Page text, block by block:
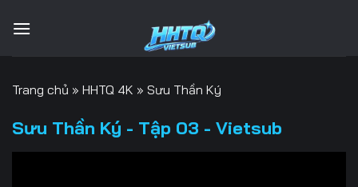
qua
Trang chủ » HHTQ 4K » Sưu Thần Ký
Sưu Thần Ký - Tập 03 - Vietsub